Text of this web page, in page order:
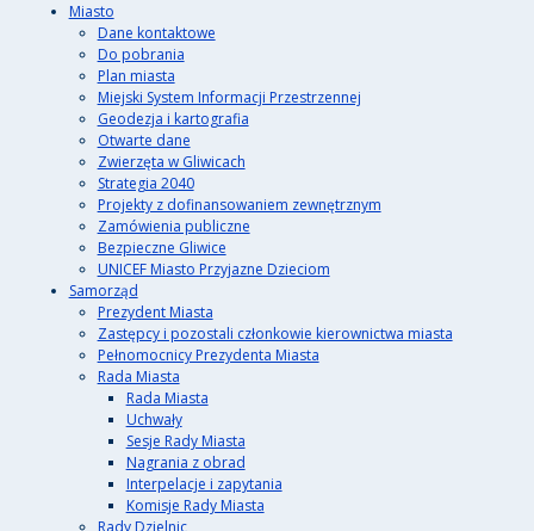
Miasto
Dane kontaktowe
Do pobrania
Plan miasta
Miejski System Informacji Przestrzennej
Geodezja i kartografia
Otwarte dane
Zwierzęta w Gliwicach
Strategia 2040
Projekty z dofinansowaniem zewnętrznym
Zamówienia publiczne
Bezpieczne Gliwice
UNICEF Miasto Przyjazne Dzieciom
Samorząd
Prezydent Miasta
Zastępcy i pozostali członkowie kierownictwa miasta
Pełnomocnicy Prezydenta Miasta
Rada Miasta
Rada Miasta
Uchwały
Sesje Rady Miasta
Nagrania z obrad
Interpelacje i zapytania
Komisje Rady Miasta